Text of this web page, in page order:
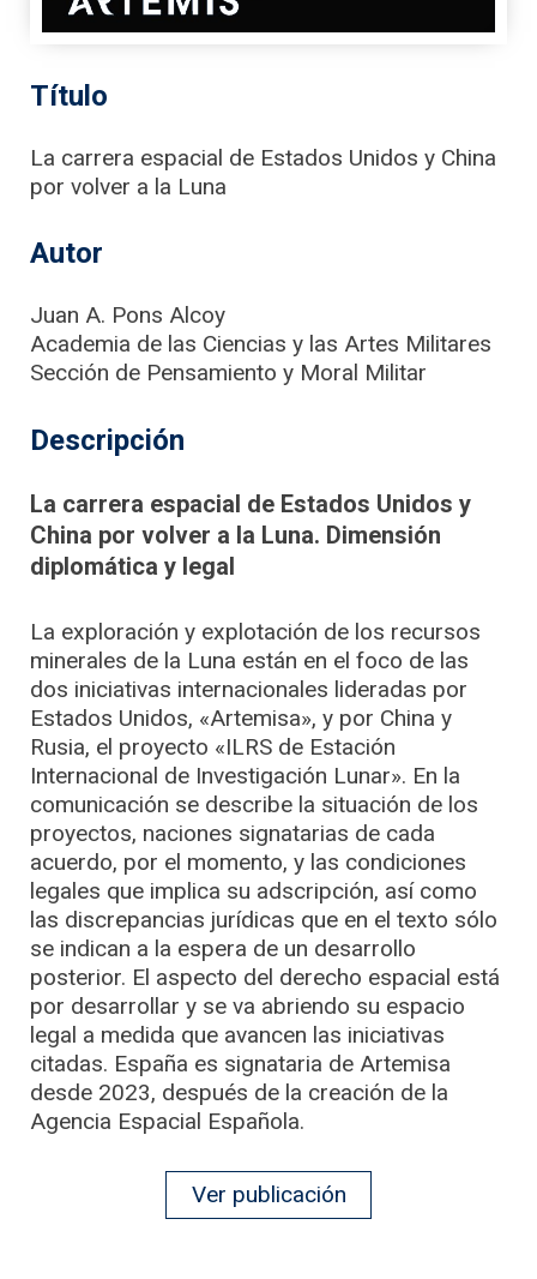
Título
La carrera espacial de Estados Unidos y China
por volver a la Luna
Autor
Juan A. Pons Alcoy
Academia de las Ciencias y las Artes Militares
Sección de Pensamiento y Moral Militar
Descripción
La carrera espacial de Estados Unidos y
China por volver a la Luna. Dimensión
diplomática y legal
La exploración y explotación de los recursos
minerales de la Luna están en el foco de las
dos iniciativas internacionales lideradas por
Estados Unidos, «Artemisa», y por China y
Rusia, el proyecto «ILRS de Estación
Internacional de Investigación Lunar». En la
comunicación se describe la situación de los
proyectos, naciones signatarias de cada
acuerdo, por el momento, y las condiciones
legales que implica su adscripción, así como
las discrepancias jurídicas que en el texto sólo
se indican a la espera de un desarrollo
posterior. El aspecto del derecho espacial está
por desarrollar y se va abriendo su espacio
legal a medida que avancen las iniciativas
citadas. España es signataria de Artemisa
desde 2023, después de la creación de la
Agencia Espacial Española.
Ver publicación